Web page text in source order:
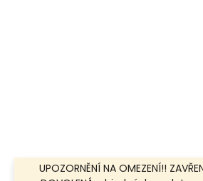
UPOZORNĚNÍ NA OMEZENÍ!!